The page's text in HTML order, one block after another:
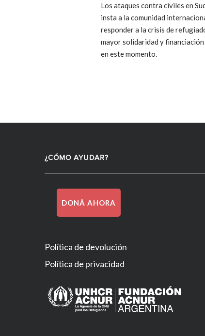
Los ataques contra civiles en
insta a la comunidad
responder a la crisis de
mayor solidaridad y
en este momento.
¿CÓMO AYUDAR?
DONÁ AHORA
Política de devolución
Política de privacidad